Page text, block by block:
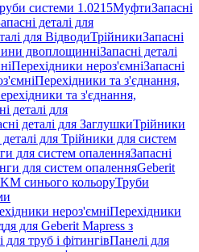
системи 1.0215МуфтиЗапасні
деталі для
для ВідводиТрійникиЗапасні
двоплощинніЗапасні деталі
Перехідники нероз'ємніЗапасні
Перехідники та з'єднання,
та з'єднання,
деталі для
деталі для ЗаглушкиТрійники
деталі для Трійники для систем
для систем опаленняЗапасні
для систем опаленняGeberit
синього кольоруТруби
нероз'ємніПерехідники
для Geberit Mapress з
труб і фітингівПанелі для